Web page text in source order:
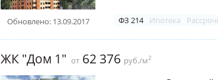
Обновлено: 13.09.2017 ФЗ 214 Ипотека
ЖК "Дом 1" от 62 376 руб./м2